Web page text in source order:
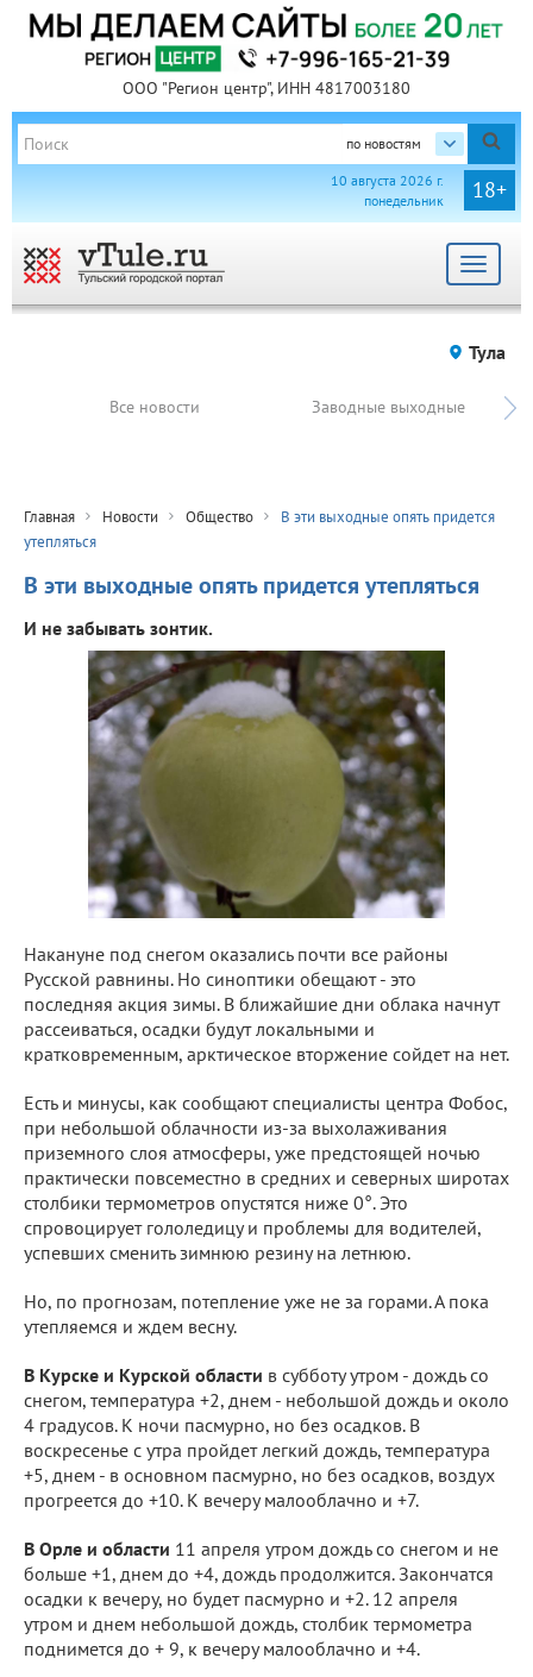
ООО "Регион центр", ИНН 4817003180
по новостям
18+
10 августа 2026 г.
понедельник
Toggle
Тула
Все новости Заводные выходные
Главная Новости Общество
В эти выходные опять придется
утепляться
В эти выходные опять придется утепляться
И не забывать зонтик.
Накануне под снегом оказались почти все районы
Русской равнины. Но синоптики обещают - это
последняя акция зимы. В ближайшие дни облака начнут
рассеиваться, осадки будут локальными и
кратковременным, арктическое вторжение сойдет на нет.
Есть и минусы, как сообщают специалисты центра Фобос,
при небольшой облачности из-за выхолаживания
приземного слоя атмосферы, уже предстоящей ночью
практически повсеместно в средних и северных широтах
столбики термометров опустятся ниже 0°. Это
спровоцирует гололедицу и проблемы для водителей,
успевших сменить зимнюю резину на летнюю.
Но, по прогнозам, потепление уже не за горами. А пока
утепляемся и ждем весну.
В Курске и Курской области в субботу утром - дождь со
снегом, температура +2, днем - небольшой дождь и около
4 градусов. К ночи пасмурно, но без осадков. В
воскресенье с утра пройдет легкий дождь, температура
+5, днем - в основном пасмурно, но без осадков, воздух
прогреется до +10. К вечеру малооблачно и +7.
В Орле и области 11 апреля утром дождь со снегом и не
больше +1, днем до +4, дождь продолжится. Закончатся
осадки к вечеру, но будет пасмурно и +2. 12 апреля
утром и днем небольшой дождь, столбик термометра
поднимется до + 9, к вечеру малооблачно и +4.